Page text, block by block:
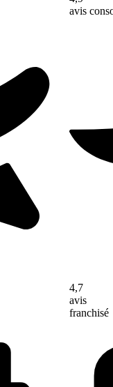
avis
4,7
avis
franchisé